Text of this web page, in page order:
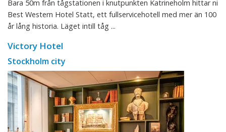
Bara 50m från tågstationen i knutpunkten Katrineholm hittar ni
Best Western Hotel Statt, ett fullservicehotell med mer än 100
år lång historia. Läget intill tåg ...
Victory Hotel
Stockholm city